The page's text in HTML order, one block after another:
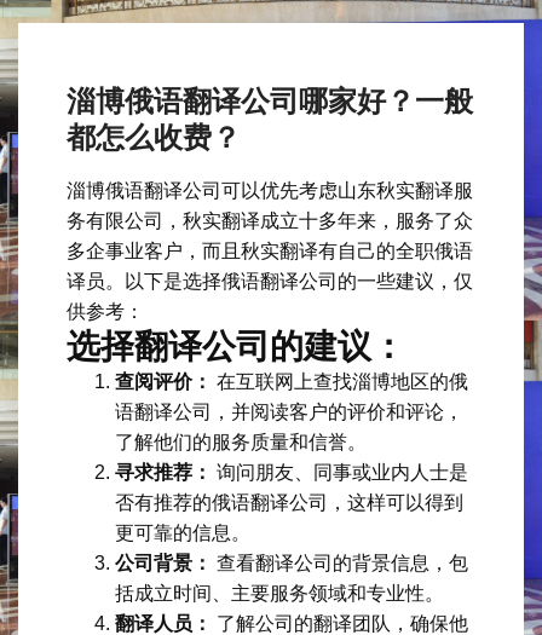
淄博俄语翻译公司哪家好？一般
都怎么收费？
淄博俄语翻译公司可以优先考虑山东秋实翻译服
务有限公司，秋实翻译成立十多年来，服务了众
多企事业客户，而且秋实翻译有自己的全职俄语
译员。以下是选择俄语翻译公司的一些建议，仅
供参考：
选择翻译公司的建议：
查阅评价： 在互联网上查找淄博地区的俄
语翻译公司，并阅读客户的评价和评论，
了解他们的服务质量和信誉。
寻求推荐： 询问朋友、同事或业内人士是
否有推荐的俄语翻译公司，这样可以得到
更可靠的信息。
公司背景： 查看翻译公司的背景信息，包
括成立时间、主要服务领域和专业性。
翻译人员：
了解公司的翻译团队，确保他